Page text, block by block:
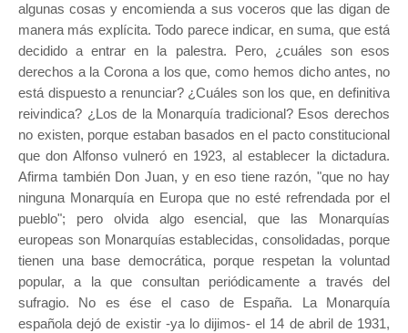
algunas cosas y encomienda a sus voceros que las digan de
manera más explícita. Todo parece indicar, en suma, que está
decidido a entrar en la palestra. Pero, ¿cuáles son esos
derechos a la Corona a los que, como hemos dicho antes, no
está dispuesto a renunciar? ¿Cuáles son los que, en definitiva
reivindica? ¿Los de la Monarquía tradicional? Esos derechos
no existen, porque estaban basados en el pacto constitucional
que don Alfonso vulneró en 1923, al establecer la dictadura.
Afirma también Don Juan, y en eso tiene razón, "que no hay
ninguna Monarquía en Europa que no esté refrendada por el
pueblo"; pero olvida algo esencial, que las Monarquías
europeas son Monarquías establecidas, consolidadas, porque
tienen una base democrática, porque respetan la voluntad
popular, a la que consultan periódicamente a través del
sufragio. No es ése el caso de España. La Monarquía
española dejó de existir -ya lo dijimos- el 14 de abril de 1931,